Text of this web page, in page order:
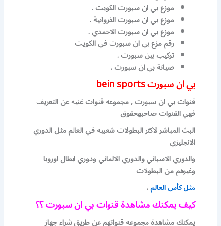
موزع بي ان سبورت الكويت .
موزع بي ان سبورت الفروانية .
موزع بي ان سبورت الاحمدي .
رقم مزع بي ان سبورت في الكويت
تركيب بين سبورت .
صيانة بي ان سبورت .
بي ان سبورت bein sports
قنوات بي ان سبورت , مجموعه قنوات غنيه عن التعريف
فهي القنوات صاحبهحقوق
البث المباشر لاكثر البطولات شعبيه في العالم مثل الدوري
الانجليزي
والدوري الاسباني والدوري الالماني ودوري ابطال اوروبا
وغيرهم من البطولات
مثل كأس العالم.
كيف يمكنك مشاهدة قنوات بي ان سبورت ؟؟
يمكنك مشاهدة مجموعه قنواتهم عن طريق شراء جهاز